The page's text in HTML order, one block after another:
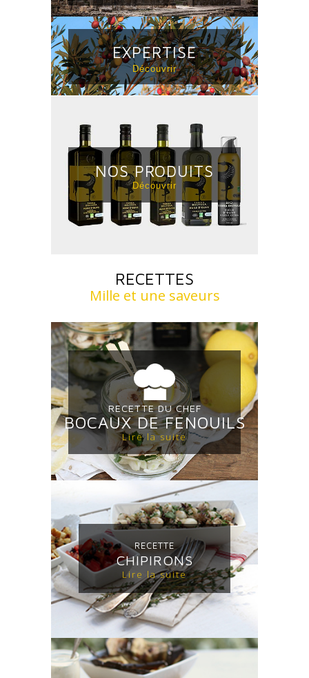
Découvrir
EXPERTISE
Découvrir
NOS PRODUITS
RECETTES
Mille et une saveurs
Lire la suite
BOCAUX DE FENOUILS
RECETTE DU CHEF
Lire la suite
CHIPIRONS
RECETTE